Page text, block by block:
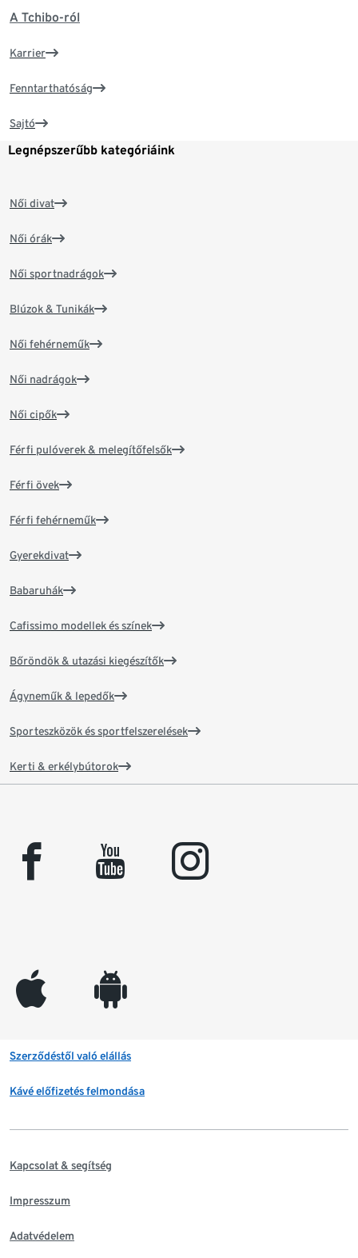
A Tchibo-ról
Karrier
Fenntarthatóság
Sajtó
Legnépszerűbb kategóriáink
Női divat
Női órák
Női sportnadrágok
Blúzok & Tunikák
Női fehérneműk
Női nadrágok
Női cipők
Férfi pulóverek & melegítőfelsők
Férfi övek
Férfi fehérneműk
Gyerekdivat
Babaruhák
Cafissimo modellek és színek
Bőröndök & utazási kiegészítők
Ágyneműk & lepedők
Sporteszközök és sportfelszerelések
Kerti & erkélybútorok
facebook youtube instagram
appleinc android
Szerződéstől való elállás
Kávé előfizetés felmondása
Kapcsolat & segítség
Impresszum
Adatvédelem